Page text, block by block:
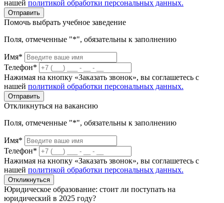
нашей политикой обработки персональных данных.
Отправить
Помочь выбрать учебное заведение
Поля, отмеченные "*", обязательны к заполнению
Имя*
Телефон*
Нажимая на кнопку «Заказать звонок», вы соглашетесь с
нашей политикой обработки персональных данных.
Отправить
Откликнуться на вакансию
Поля, отмеченные "*", обязательны к заполнению
Имя*
Телефон*
Нажимая на кнопку «Заказать звонок», вы соглашетесь с
нашей политикой обработки персональных данных.
Откликнуться
Юридическое образование: стоит ли поступать на
юридический в 2025 году?